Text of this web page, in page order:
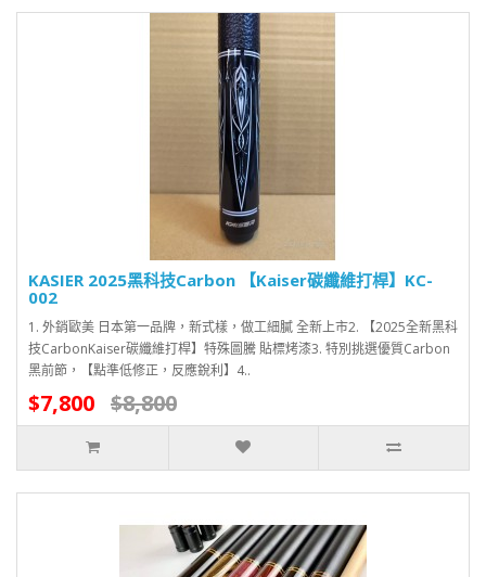
KASIER 2025黑科技Carbon 【Kaiser碳纖維打桿】KC-
002
1. 外銷歐美 日本第一品牌，新式樣，做工細膩 全新上市2. 【2025全新黑科
技CarbonKaiser碳纖維打桿】特殊圖騰 貼標烤漆3. 特別挑選優質Carbon
黑前節，【點準低修正，反應銳利】4..
$7,800 $8,800